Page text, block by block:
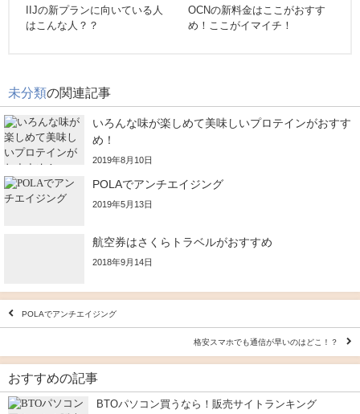
IIJの新プランに向いている人
はこんな人？？
OCNの新料金はここがおすす
め！ここがイマイチ！
未分類の関連記事
いろんな味が楽しめて美味しいプロテインがおすす
め！
2019年8月10日
POLAでアンチエイジング
2019年5月13日
航空券はさくらトラベルがおすすめ
2018年9月14日
POLAでアンチエイジング
格安スマホでも通信が早いのはどこ！？
おすすめの記事
BTOパソコン買うなら！販売サイトランキング